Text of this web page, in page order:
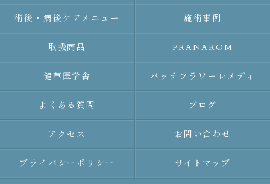
術後・病後ケアメニュー 施術事例
取扱商品 PRANAROM
健草医学舎 バッチフラワーレメディ
よくある質問 ブログ
アクセス お問い合わせ
プライバシーポリシー サイトマップ